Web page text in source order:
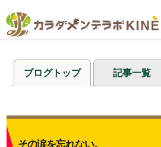
ブログトップ 記事一覧
その涙を忘れない。